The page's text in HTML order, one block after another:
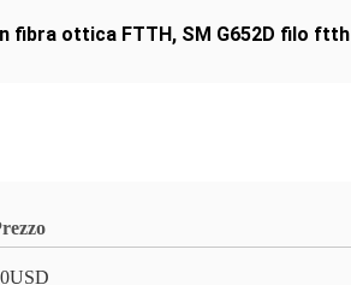
fibra ottica FTTH, SM G652D filo ftth